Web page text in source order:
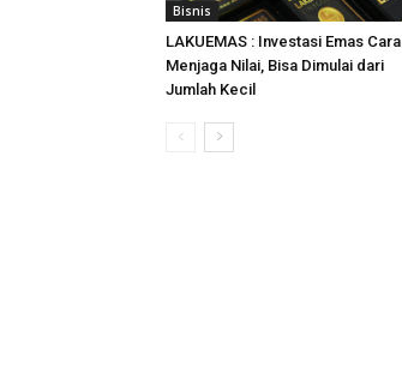
Bisnis
LAKUEMAS : Investasi Emas Cara
Menjaga Nilai, Bisa Dimulai dari
Jumlah Kecil